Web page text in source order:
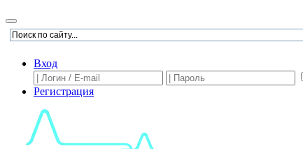
Вход
Регистрация